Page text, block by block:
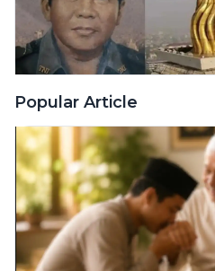
Popular Article